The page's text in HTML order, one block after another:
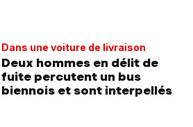
Dans une voiture de livraison
Deux hommes en délit de
fuite percutent un bus
biennois et sont interpellés